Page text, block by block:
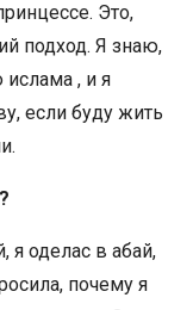
Это,
подход. Я знаю,
ислама , и я
если буду жить
я оделас в абай,
почему я